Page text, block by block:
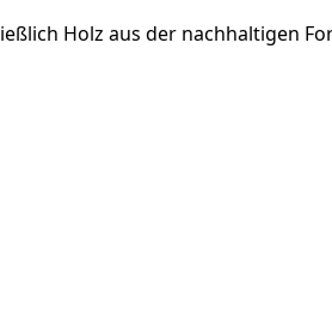
Holz aus der nachhaltigen